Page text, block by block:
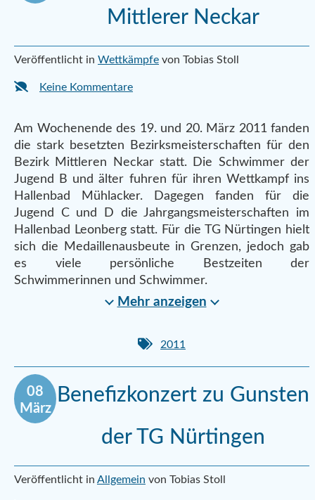
Mittlerer Neckar
Veröffentlicht in Wettkämpfe von Tobias Stoll
Keine Kommentare
Am Wochenende des 19. und 20. März 2011 fanden
die stark besetzten Bezirksmeisterschaften für den
Bezirk Mittleren Neckar statt. Die Schwimmer der
Jugend B und älter fuhren für ihren Wettkampf ins
Hallenbad Mühlacker. Dagegen fanden für die
Jugend C und D die Jahrgangsmeisterschaften im
Hallenbad Leonberg statt. Für die TG Nürtingen hielt
sich die Medaillenausbeute in Grenzen, jedoch gab
es viele persönliche Bestzeiten der
Schwimmerinnen und Schwimmer.
Mehr anzeigen
2011
08
März
Benefizkonzert zu Gunsten
der TG Nürtingen
Veröffentlicht in Allgemein von Tobias Stoll